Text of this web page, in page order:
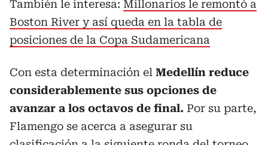
También le interesa: Millonarios le remontó a
Boston River y así queda en la tabla de
posiciones de la Copa Sudamericana
Con esta determinación el Medellín reduce
considerablemente sus opciones de
avanzar a los octavos de final. Por su parte,
Flamengo se acerca a asegurar su